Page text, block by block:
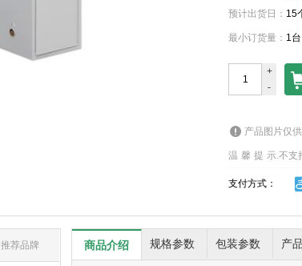
预计出货日 ： 15
最小订货量 ： 1台
+
-
产品图片仅
温馨提示.不支
支付方式：
推荐品牌 商品介绍 规格参数 包装参数 产